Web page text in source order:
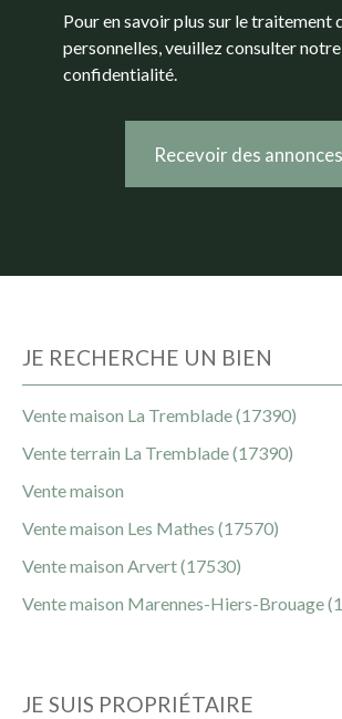
Pour en savoir plus sur le traitement
personnelles, veuillez consulter notre
confidentialité.
Recevoir des annonces
JE RECHERCHE UN BIEN
Vente maison La Tremblade (17390)
Vente terrain La Tremblade (17390)
Vente maison
Vente maison Les Mathes (17570)
Vente maison Arvert (17530)
Vente maison Marennes-Hiers-Brouage
JE SUIS PROPRIÉTAIRE